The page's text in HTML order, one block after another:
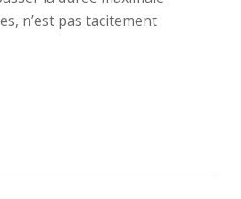
n’est pas tacitement